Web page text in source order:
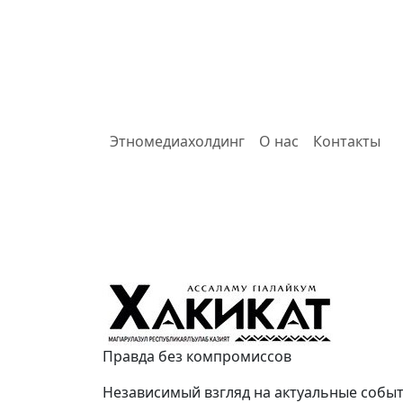
Этномедиахолдинг О нас Контакты
Хакикат
Правда без компромиссов
Независимый взгляд на актуальные